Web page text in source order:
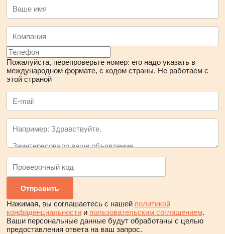
Пожалуйста, перепроверьте номер: его надо указать в
международном формате, с кодом страны. Не работаем с
этой страной
Нажимая, вы соглашаетесь с нашей политикой
конфиденциальности и пользовательским соглашением.
Ваши персональные данные будут обработаны с целью
предоставления ответа на ваш запрос.